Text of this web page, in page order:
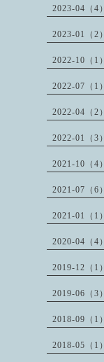
2023-04（4）
2023-01（2）
2022-10（1）
2022-07（1）
2022-04（2）
2022-01（3）
2021-10（4）
2021-07（6）
2021-01（1）
2020-04（4）
2019-12（1）
2019-06（3）
2018-09（1）
2018-05（1）